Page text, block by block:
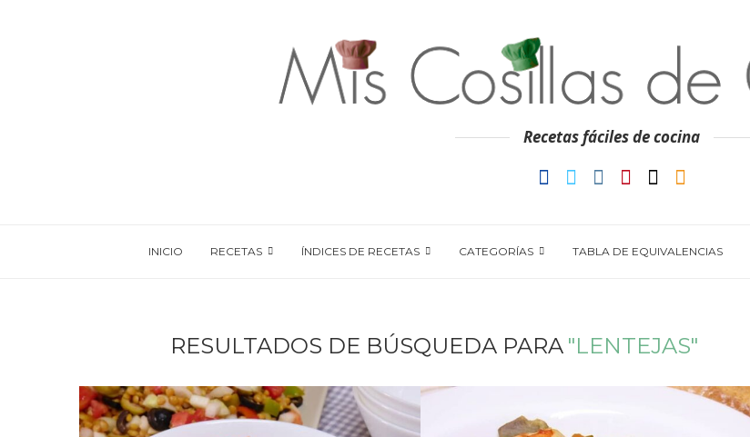
Recetas fáciles de cocina
INICIO RECETAS ÍNDICES DE RECETAS CATEGORÍAS TABLA DE EQUIVALENCIAS
RESULTADOS DE BÚSQUEDA PARA "LENTEJAS"